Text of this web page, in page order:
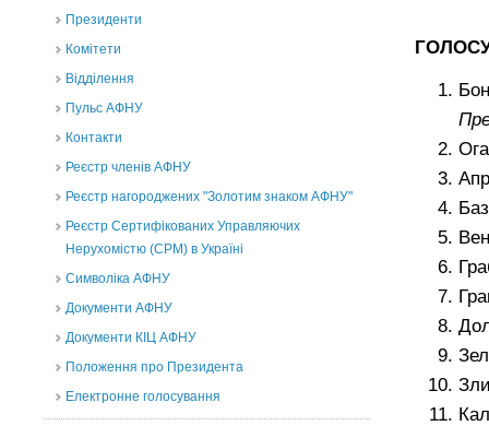
Президенти
Комітети
Відділення
Пульс АФНУ
Контакти
Реєстр членів АФНУ
Реєстр нагороджених "Золотим знаком АФНУ"
Реєстр Сертифікованих Управляючих
Нерухомістю (CPM) в Україні
Символіка АФНУ
Документи АФНУ
Документи КІЦ АФНУ
Положення про Президента
Електронне голосування